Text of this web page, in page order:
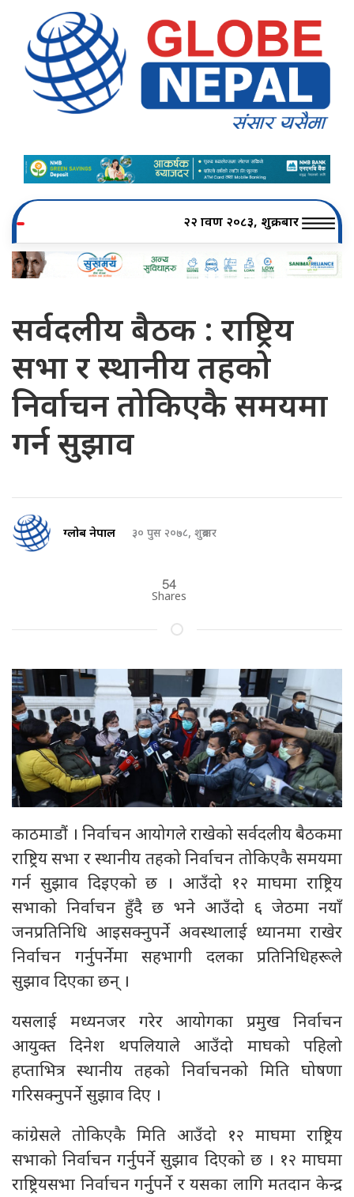
२२ श्रावण २०८३, शुक्रबार
सर्वदलीय बैठक : राष्ट्रिय
सभा र स्थानीय तहको
निर्वाचन तोकिएकै समयमा
गर्न सुझाव
ग्लोब नेपाल ३० पुस २०७८, शुक्रबार
54
Shares
काठमाडौं । निर्वाचन आयोगले राखेको सर्वदलीय बैठकमा
राष्ट्रिय सभा र स्थानीय तहको निर्वाचन तोकिएकै समयमा
गर्न सुझाव दिइएको छ । आउँदो १२ माघमा राष्ट्रिय
सभाको निर्वाचन हुँदै छ भने आउँदो ६ जेठमा नयाँ
जनप्रतिनिधि आइसक्नुपर्ने अवस्थालाई ध्यानमा राखेर
निर्वाचन गर्नुपर्नेमा सहभागी दलका प्रतिनिधिहरूले
सुझाव दिएका छन् ।
यसलाई मध्यनजर गरेर आयोगका प्रमुख निर्वाचन
आयुक्त दिनेश थपलियाले आउँदो माघको पहिलो
हप्ताभित्र स्थानीय तहको निर्वाचनको मिति घोषणा
गरिसक्नुपर्ने सुझाव दिए ।
कांग्रेसले तोकिएकै मिति आउँदो १२ माघमा राष्ट्रिय
सभाको निर्वाचन गर्नुपर्ने सुझाव दिएको छ । १२ माघमा
राष्ट्रियसभा निर्वाचन गर्नुपर्ने र यसका लागि मतदान केन्द्र